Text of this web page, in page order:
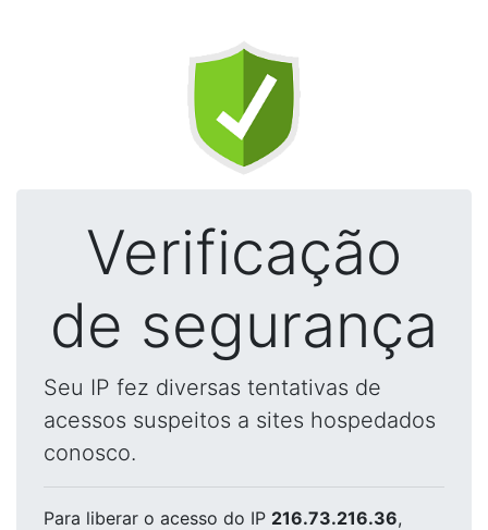
Verificação
de segurança
Seu IP fez diversas tentativas de
acessos suspeitos a sites hospedados
conosco.
Para liberar o acesso do IP 216.73.216.36,